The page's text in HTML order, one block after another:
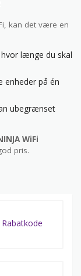
kan det være en
længe du skal
enheder på én
ubegrænset
WiFi
pris.